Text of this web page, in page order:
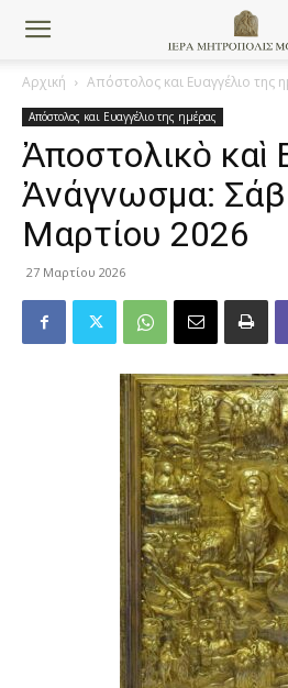
Αρχική Απόστολος και Ευαγγέλιο της
Απόστολος και Ευαγγέλιο της ημέρας
Ἀποστολικὸ καὶ
Ἀνάγνωσμα:
Μαρτίου 2026
27 Μαρτίου 2026